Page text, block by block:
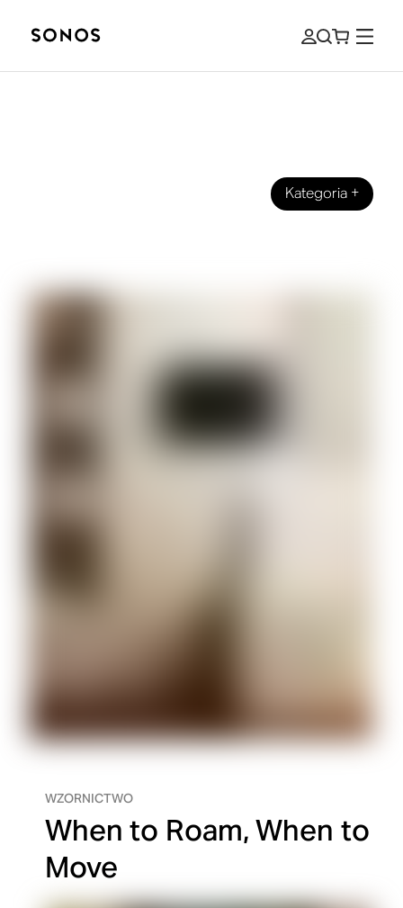
Kategoria+
WZORNICTWO
When to Roam, When to
Move